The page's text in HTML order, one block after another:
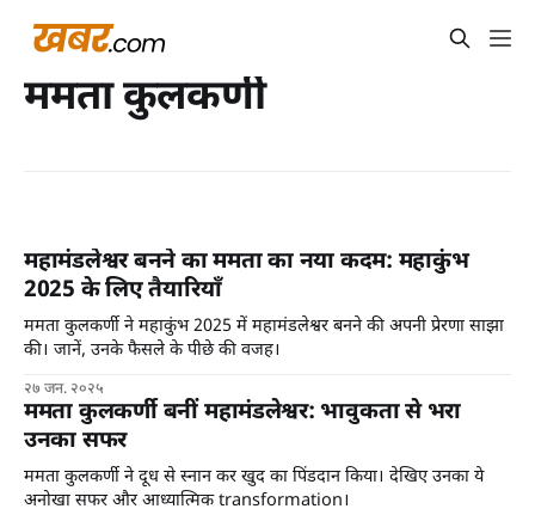
ममता कुलकर्णी
महामंडलेश्वर बनने का ममता का नया कदम: महाकुंभ
2025 के लिए तैयारियाँ
ममता कुलकर्णी ने महाकुंभ 2025 में महामंडलेश्वर बनने की अपनी प्रेरणा साझा
की। जानें, उनके फैसले के पीछे की वजह।
२७ जन. २०२५
ममता कुलकर्णी बनीं महामंडलेश्वर: भावुकता से भरा
उनका सफर
ममता कुलकर्णी ने दूध से स्नान कर खुद का पिंडदान किया। देखिए उनका ये
अनोखा सफर और आध्यात्मिक transformation।